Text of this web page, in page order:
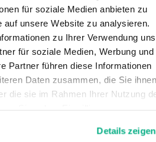
für soziale Medien anbieten zu
auf unsere Website zu analysieren.
zu Ihrer Verwendung
für soziale Medien, Werbung und
Partner führen diese Informationen
Daten zusammen, die Sie ihnen
die sie im Rahmen Ihrer Nutzung
Details zeigen